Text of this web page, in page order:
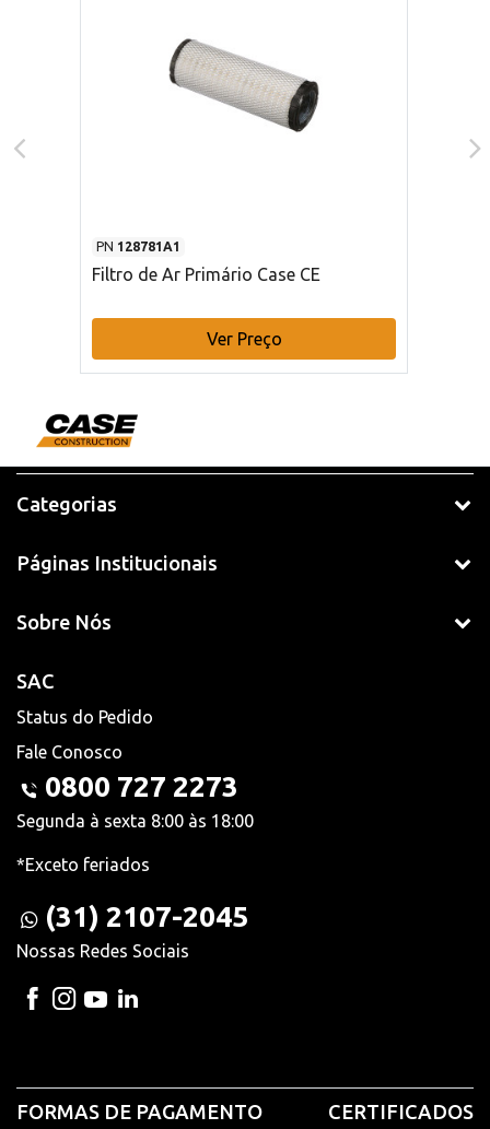
PN 128781A1
Filtro de Ar Primário Case CE
Ver Preço
Categorias
Páginas Institucionais
Sobre Nós
SAC
Status do Pedido
Fale Conosco
0800 727 2273
Segunda à sexta 8:00 às 18:00
*Exceto feriados
(31) 2107-2045
Nossas Redes Sociais
FORMAS DE PAGAMENTO CERTIFICADOS